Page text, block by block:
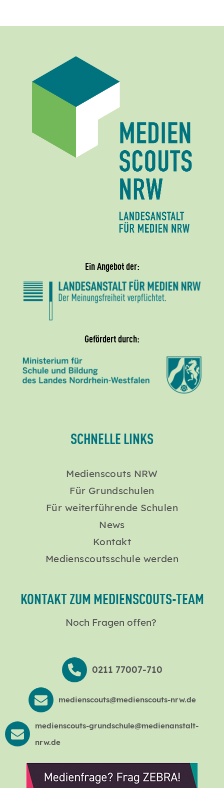
Ein Angebot der:
Gefördert durch:
SCHNELLE LINKS
Medienscouts NRW
Für Grundschulen
Für weiterführende Schulen
News
Kontakt
Medienscoutsschule werden
KONTAKT ZUM MEDIENSCOUTS-TEAM
Noch Fragen offen?
0211 77007-710
medienscouts@medienscouts-nrw.de
medienscouts-grundschule@medienanstalt-
nrw.de